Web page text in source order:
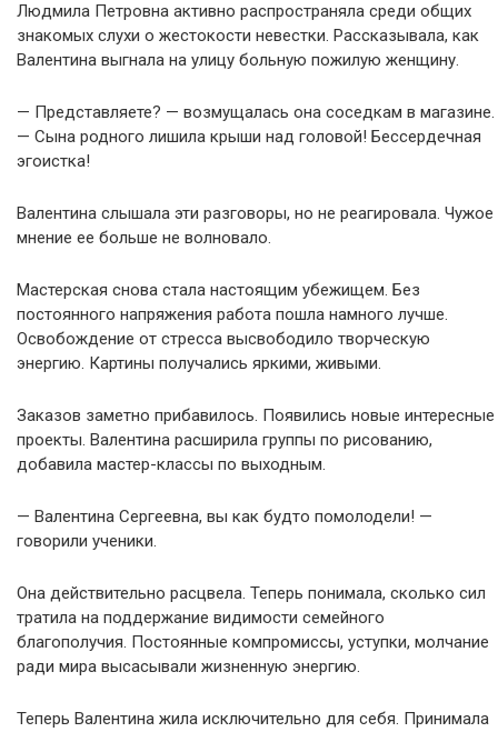
Людмила Петровна активно распространяла среди общих
знакомых слухи о жестокости невестки. Рассказывала, как
Валентина выгнала на улицу больную пожилую женщину.
— Представляете? — возмущалась она соседкам в магазине.
— Сына родного лишила крыши над головой! Бессердечная
эгоистка!
Валентина слышала эти разговоры, но не реагировала. Чужое
мнение ее больше не волновало.
Мастерская снова стала настоящим убежищем. Без
постоянного напряжения работа пошла намного лучше.
Освобождение от стресса высвободило творческую
энергию. Картины получались яркими, живыми.
Заказов заметно прибавилось. Появились новые интересные
проекты. Валентина расширила группы по рисованию,
добавила мастер-классы по выходным.
— Валентина Сергеевна, вы как будто помолодели! —
говорили ученики.
Она действительно расцвела. Теперь понимала, сколько сил
тратила на поддержание видимости семейного
благополучия. Постоянные компромиссы, уступки, молчание
ради мира высасывали жизненную энергию.
Теперь Валентина жила исключительно для себя. Принимала